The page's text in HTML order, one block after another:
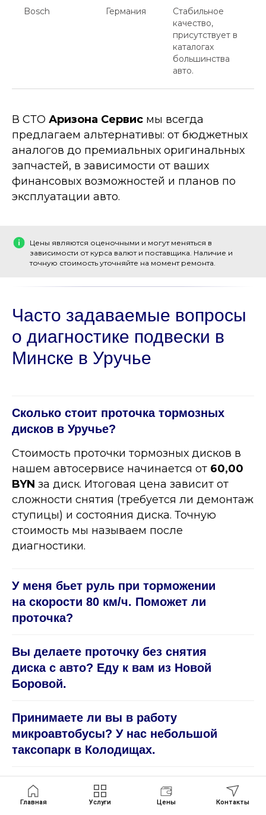
Bosch Германия
Стабильное
качество,
присутствует в
каталогах
большинства
авто.
В СТО Аризона Сервис мы всегда
предлагаем альтернативы: от бюджетных
аналогов до премиальных оригинальных
запчастей, в зависимости от ваших
финансовых возможностей и планов по
эксплуатации авто.
Цены являются оценочными и могут меняться в
зависимости от курса валют и поставщика. Наличие и
точную стоимость уточняйте на момент ремонта.
Часто задаваемые вопросы
о диагностике подвески в
Минске в Уручье
Сколько стоит проточка тормозных
дисков в Уручье?
Стоимость проточки тормозных дисков в
нашем автосервисе начинается от 60,00
BYN за диск. Итоговая цена зависит от
сложности снятия (требуется ли демонтаж
ступицы) и состояния диска. Точную
стоимость мы называем после
диагностики.
У меня бьет руль при торможении
на скорости 80 км/ч. Поможет ли
проточка?
Вы делаете проточку без снятия
диска с авто? Еду к вам из Новой
Боровой.
Принимаете ли вы в работу
микроавтобусы? У нас небольшой
таксопарк в Колодищах.
Через сколько после проточки
можно ставить машину в гараж?
Главная Услуги Цены Контакты
Главная Услуги Цены Контакты